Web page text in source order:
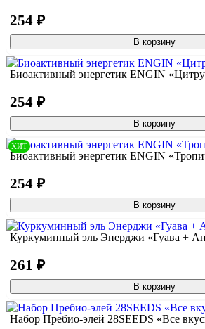
254 ₽
В корзину
Биоактивный энергетик ENGIN
254 ₽
В корзину
ХИТ
Биоактивный энергетик ENGIN
254 ₽
В корзину
Куркуминный эль Энерджи «Гуава +
261 ₽
В корзину
Набор Пребио-элей 28SEEDS «Все